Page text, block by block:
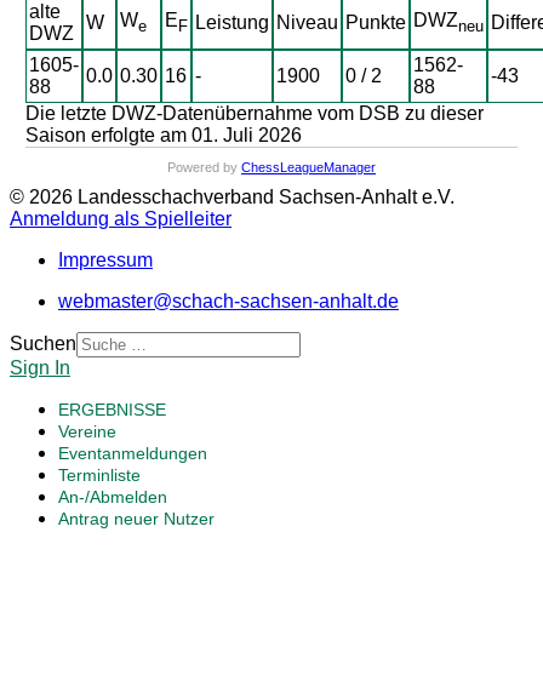
alte
DWZ
W We E F Leistung Niveau Punkte DWZneu
1605-
88
0.0 0.30 16 - 1900 0 / 2
1562-
88
-43
Die letzte DWZ-Datenübernahme vom DSB zu dieser
Saison erfolgte am 01. Juli 2026
Powered by ChessLeagueManager
© 2026 Landesschachverband Sachsen-Anhalt e.V.
Anmeldung als Spielleiter
Impressum
webmaster@schach-sachsen-anhalt.de
Suchen
Sign In
ERGEBNISSE
Vereine
Eventanmeldungen
Terminliste
An-/Abmelden
Antrag neuer Nutzer